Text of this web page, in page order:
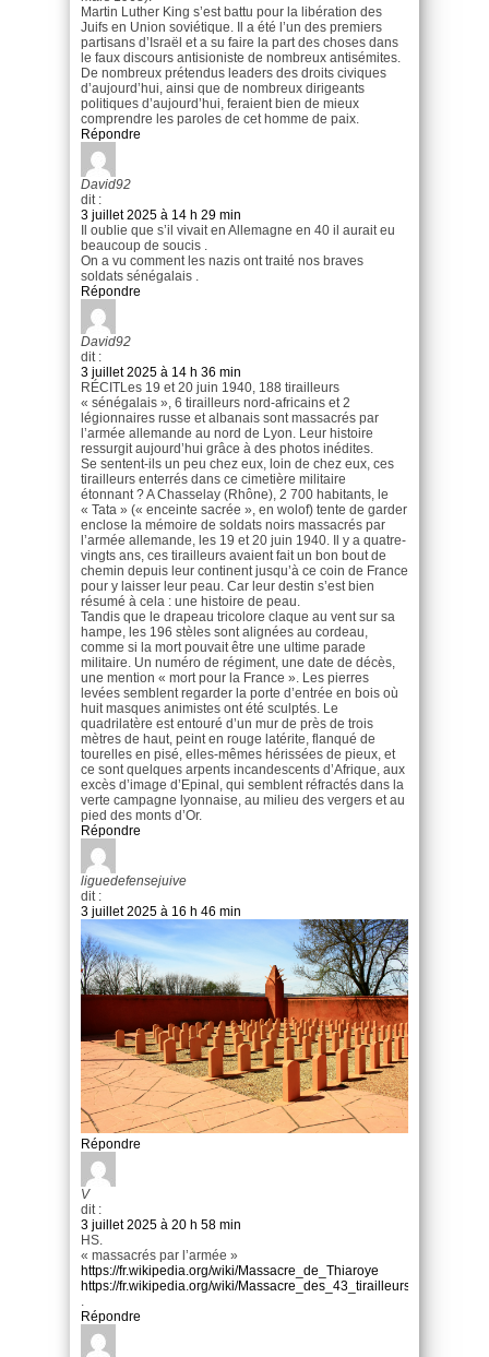
Martin Luther King s’est battu pour la libération des
Juifs en Union soviétique. Il a été l’un des premiers
partisans d’Israël et a su faire la part des choses dans
le faux discours antisioniste de nombreux antisémites.
De nombreux prétendus leaders des droits civiques
d’aujourd’hui, ainsi que de nombreux dirigeants
politiques d’aujourd’hui, feraient bien de mieux
comprendre les paroles de cet homme de paix.
Répondre
David92
dit :
3 juillet 2025 à 14 h 29 min
Il oublie que s’il vivait en Allemagne en 40 il aurait eu
beaucoup de soucis .
On a vu comment les nazis ont traité nos braves
soldats sénégalais .
Répondre
David92
dit :
3 juillet 2025 à 14 h 36 min
RÉCITLes 19 et 20 juin 1940, 188 tirailleurs
« sénégalais », 6 tirailleurs nord-africains et 2
légionnaires russe et albanais sont massacrés par
l’armée allemande au nord de Lyon. Leur histoire
ressurgit aujourd’hui grâce à des photos inédites.
Se sentent-ils un peu chez eux, loin de chez eux, ces
tirailleurs enterrés dans ce cimetière militaire
étonnant ? A Chasselay (Rhône), 2 700 habitants, le
« Tata » (« enceinte sacrée », en wolof) tente de garder
enclose la mémoire de soldats noirs massacrés par
l’armée allemande, les 19 et 20 juin 1940. Il y a quatre-
vingts ans, ces tirailleurs avaient fait un bon bout de
chemin depuis leur continent jusqu’à ce coin de France
pour y laisser leur peau. Car leur destin s’est bien
résumé à cela : une histoire de peau.
Tandis que le drapeau tricolore claque au vent sur sa
hampe, les 196 stèles sont alignées au cordeau,
comme si la mort pouvait être une ultime parade
militaire. Un numéro de régiment, une date de décès,
une mention « mort pour la France ». Les pierres
levées semblent regarder la porte d’entrée en bois où
huit masques animistes ont été sculptés. Le
quadrilatère est entouré d’un mur de près de trois
mètres de haut, peint en rouge latérite, flanqué de
tourelles en pisé, elles-mêmes hérissées de pieux, et
ce sont quelques arpents incandescents d’Afrique, aux
excès d’image d’Epinal, qui semblent réfractés dans la
verte campagne lyonnaise, au milieu des vergers et au
pied des monts d’Or.
Répondre
liguedefensejuive
dit :
3 juillet 2025 à 16 h 46 min
Répondre
V
dit :
3 juillet 2025 à 20 h 58 min
HS.
« massacrés par l’armée »
https://fr.wikipedia.org/wiki/Massacre_de_Thiaroye
https://fr.wikipedia.org/wiki/
Répondre